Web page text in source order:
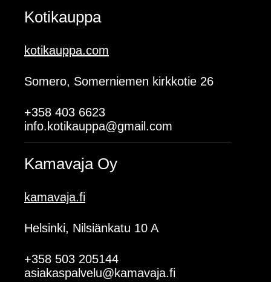
Kotikauppa
kotikauppa.com
Somero, Somerniemen kirkkotie 26
+358 403 6623
info.kotikauppa@gmail.com
Kamavaja Oy
kamavaja.fi
Helsinki, Nilsiänkatu 10 A
+358 503 205144
asiakaspalvelu@kamavaja.fi